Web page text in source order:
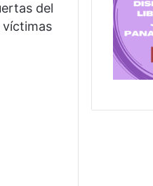
del
víctimas